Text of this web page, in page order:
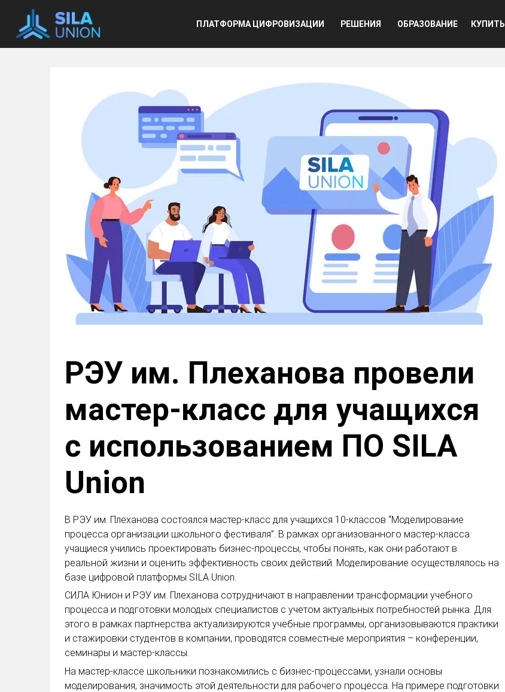
Основная навигация
ПЛАТФОРМА ЦИФРОВИЗАЦИИ РЕШЕНИЯ ОБРАЗОВАНИЕ КУПИТЬ
РЭУ им. Плеханова провели
мастер-класс для учащихся
с использованием ПО SILA
Union
В РЭУ им. Плеханова состоялся мастер-класс для учащихся 10-классов “Моделирование
процесса организации школьного фестиваля”. В рамках организованного мастер-класса
учащиеся учились проектировать бизнес-процессы, чтобы понять, как они работают в
реальной жизни и оценить эффективность своих действий. Моделирование осуществлялось на
базе цифровой платформы SILA Union.
СИЛА Юнион и РЭУ им. Плеханова сотрудничают в направлении трансформации учебного
процесса и подготовки молодых специалистов с учетом актуальных потребностей рынка. Для
этого в рамках партнерства актуализируются учебные программы, организовываются практики
и стажировки студентов в компании, проводятся совместные мероприятия – конференции,
семинары и мастер-классы.
На мастер-классе школьники познакомились с бизнес-процессами, узнали основы
моделирования, значимость этой деятельности для рабочего процесса. На примере подготовки